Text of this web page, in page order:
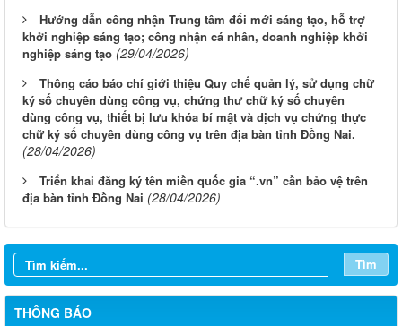
Hướng dẫn công nhận Trung tâm đổi mới sáng tạo, hỗ trợ
khởi nghiệp sáng tạo; công nhận cá nhân, doanh nghiệp khởi
nghiệp sáng tạo (29/04/2026)
Thông cáo báo chí giới thiệu Quy chế quản lý, sử dụng chữ
ký số chuyên dùng công vụ, chứng thư chữ ký số chuyên
dùng công vụ, thiết bị lưu khóa bí mật và dịch vụ chứng thực
chữ ký số chuyên dùng công vụ trên địa bàn tỉnh Đồng Nai.
(28/04/2026)
Triển khai đăng ký tên miền quốc gia “.vn” cần bảo vệ trên
địa bàn tỉnh Đồng Nai (28/04/2026)
Tìm
THÔNG BÁO
Thông báo Tuyển chọn tổ chức và cá nhân chủ trì thực hiện
sách nhà nước đặt hàng thực hiện năm 2026 (đợt 1) lần 3
Thông báo Kế hoạch mở hồ sơ tham gia Tuyển chọn tổ chức và
cá nhân chủ trì thực hiện nhiệm vụ khoa học và công nghệ thực
hiện năm 2026 (đợt 1) lần 2